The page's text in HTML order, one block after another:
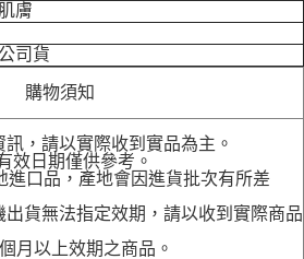
膚
司貨
購物須知
，請以實際收到實品為主。
效日期僅供參考。
口品，產地會因進貨批次有所差
貨無法指定效期，請以收到實際商品
月以上效期之商品。